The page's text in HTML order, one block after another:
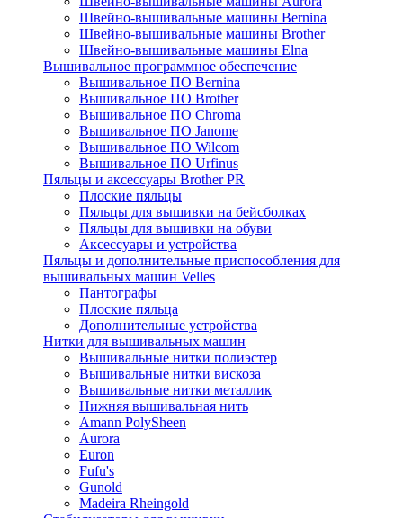
Швейно-вышивальные машины Bernina
Швейно-вышивальные машины Brother
Швейно-вышивальные машины Elna
Вышивальное программное обеспечение
Вышивальное ПО Bernina
Вышивальное ПО Brother
Вышивальное ПО Chroma
Вышивальное ПО Janome
Вышивальное ПО Wilcom
Вышивальное ПО Urfinus
Пяльцы и аксессуары Brother PR
Плоские пяльцы
Пяльцы для вышивки на бейсболках
Пяльцы для вышивки на обуви
Аксессуары и устройства
Пяльцы и дополнительные приспособления для
вышивальных машин Velles
Пантографы
Плоские пяльца
Дополнительные устройства
Нитки для вышивальных машин
Вышивальные нитки полиэстер
Вышивальные нитки вискоза
Вышивальные нитки металлик
Нижняя вышивальная нить
Amann PolySheen
Aurora
Euron
Fufu's
Gunold
Madeira Rheingold